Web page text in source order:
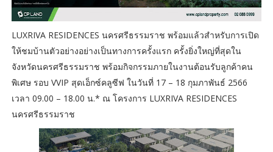
LUXRIVA RESIDENCES นครศรีธรรมราช พร้อมแล้วสำหรับการเปิด
ให้ชมบ้านตัวอย่างอย่างเป็นทางการครั้งแรก ครั้งยิ่งใหญ่ที่สุดใน
จังหวัดนครศรีธรรมราช พร้อมกิจกรรมภายในงานต้อนรับลูกค้าคน
พิเศษ รอบ VVIP สุดเอ็กซ์คลูซีฟ ในวันที่ 17 – 18 กุมภาพันธ์ 2566
เวลา 09.00 – 18.00 น.* ณ โครงการ LUXRIVA RESIDENCES
นครศรีธรรมราช